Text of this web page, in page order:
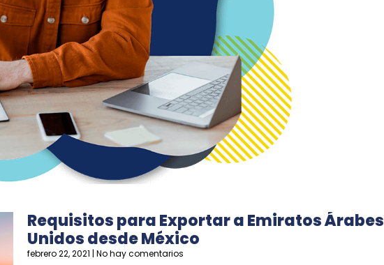
Requisitos para Exportar a Emiratos Árabes
Unidos desde México
febrero 22, 2021 No hay comentarios